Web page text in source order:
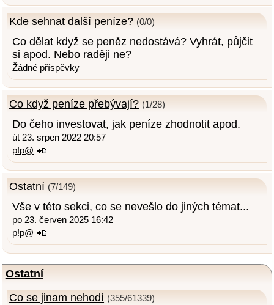
Kde sehnat další peníze? (0/0)
Co dělat když se peněz nedostává? Vyhrát, půjčit
si apod. Nebo raději ne?
Žádné příspěvky
Co když peníze přebývají? (1/28)
Do čeho investovat, jak peníze zhodnotit apod.
út 23. srpen 2022 20:57
p!p@
Ostatní (7/149)
Vše v této sekci, co se nevešlo do jiných témat...
po 23. červen 2025 16:42
p!p@
Ostatní
Co se jinam nehodí (355/61339)